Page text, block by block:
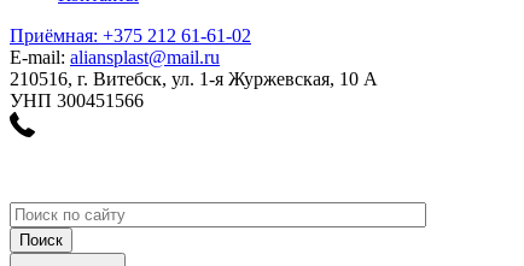
Приёмная: +375 212 61-61-02
E-mail: aliansplast@mail.ru
210516, г. Витебск, ул. 1-я Журжевская, 10 А
УНП 300451566